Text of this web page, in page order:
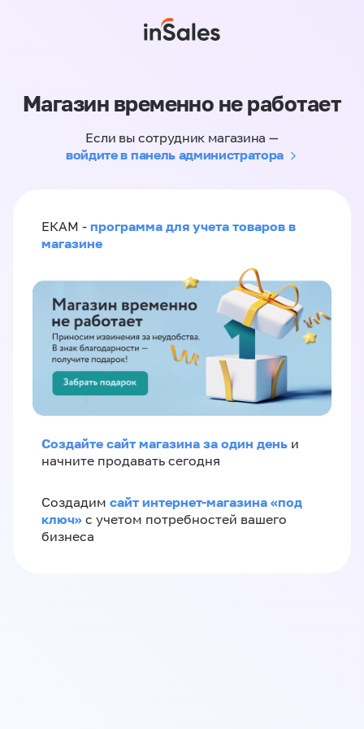
Магазин временно не работает
Если вы сотрудник магазина —
войдите в панель администратора
ЕКАМ - программа для учета товаров в
магазине
Создайте сайт магазина за один день и
начните продавать сегодня
Создадим сайт интернет-магазина «под
ключ» с учетом потребностей вашего
бизнеса